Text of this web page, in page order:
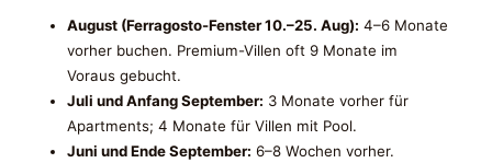
August (Ferragosto-Fenster 10.–25. Aug): 4–6 Monate
vorher buchen. Premium-Villen oft 9 Monate im
Voraus gebucht.
Juli und Anfang September: 3 Monate vorher für
Apartments; 4 Monate für Villen mit Pool.
Juni und Ende September: 6–8 Wochen vorher.